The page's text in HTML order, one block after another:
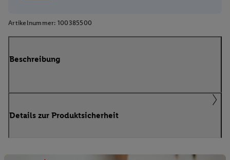
Artikelnummer: 100385500
Beschreibung
Details zur Produktsicherheit